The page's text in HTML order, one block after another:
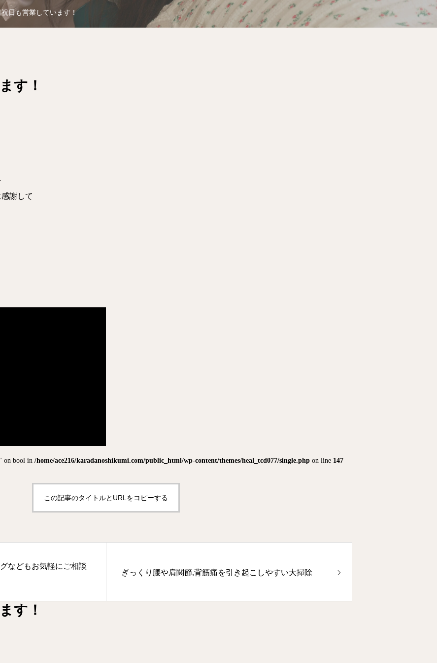
祝日も営業しています！
す！
謝して
on bool in /home/ace216/karadanoshikumi.com/public_html/wp-content/themes/heal_tcd077/single.php on line 147
この記事のタイトルとURLをコピーする
などもお気軽にご相談
ぎっくり腰や肩関節,背筋痛を引き起こしやすい大掃除
す！